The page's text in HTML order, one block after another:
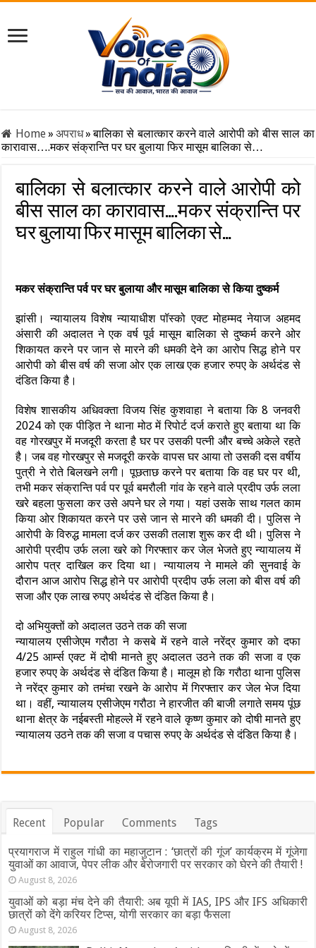
Home» अपराध»बालिका से बलात्कार करने वाले आरोपी को बीस साल का
कारावास….मकर संक्रान्ति पर घर बुलाया फिर मासूम बालिका से…
बालिका से बलात्कार करने वाले आरोपी को
बीस साल का कारावास….मकर संक्रान्ति पर
घर बुलाया फिर मासूम बालिका से…
मकर संक्रान्ति पर्व पर घर बुलाया और मासूम बालिका से किया दुष्कर्म
झांसी। न्यायालय विशेष न्यायाधीश पॉस्को एक्ट मोहम्मद नेयाज अहमद
अंसारी की अदालत ने एक वर्ष पूर्व मासूम बालिका से दुष्कर्म करने ओर
शिकायत करने पर जान से मारने की धमकी देने का आरोप सिद्ध होने पर
आरोपी को बीस वर्ष की सजा ओर एक लाख एक हजार रुपए के अर्थदंड से
दंडित किया है।
विशेष शासकीय अधिवक्ता विजय सिंह कुशवाहा ने बताया कि 8 जनवरी
2024 को एक पीड़ित ने थाना मोठ में रिपोर्ट दर्ज कराते हुए बताया था कि
वह गोरखपुर में मजदूरी करता है घर पर उसकी पत्नी और बच्चे अकेले रहते
है। जब वह गोरखपुर से मजदूरी करके वापस घर आया तो उसकी दस वर्षीय
पुत्री ने रोते बिलखने लगी। पूछताछ करने पर बताया कि वह घर पर थी,
तभी मकर संक्रान्ति पर्व पर पूर्व बमरौली गांव के रहने वाले प्रदीप उर्फ लला
खरे बहला फुसला कर उसे अपने घर ले गया। यहां उसके साथ गलत काम
किया ओर शिकायत करने पर उसे जान से मारने की धमकी दी। पुलिस ने
आरोपी के विरुद्ध मामला दर्ज कर उसकी तलाश शुरू कर दी थी। पुलिस ने
आरोपी प्रदीप उर्फ लला खरे को गिरफ्तार कर जेल भेजते हुए न्यायालय में
आरोप पत्र दाखिल कर दिया था। न्यायालय ने मामले की सुनवाई के
दौरान आज आरोप सिद्ध होने पर आरोपी प्रदीप उर्फ लला को बीस वर्ष की
सजा और एक लाख रुपए अर्थदंड से दंडित किया है।
दो अभियुक्तों को अदालत उठने तक की सजा
न्यायालय एसीजेएम गरौठा ने कसबे में रहने वाले नरेंद्र कुमार को दफा
4/25 आर्म्स एक्ट में दोषी मानते हुए अदालत उठने तक की सजा व एक
हजार रुपए के अर्थदंड से दंडित किया है। मालूम हो कि गरौठा थाना पुलिस
ने नरेंद्र कुमार को तमंचा रखने के आरोप में गिरफ्तार कर जेल भेज दिया
था। वहीं, न्यायालय एसीजेएम गरौठा ने हारजीत की बाजी लगाते समय पूंछ
थाना क्षेत्र के नईबस्ती मोहल्ले में रहने वाले कृष्ण कुमार को दोषी मानते हुए
न्यायालय उठने तक की सजा व पचास रुपए के अर्थदंड से दंडित किया है।
Recent Popular Comments Tags
प्रयागराज में राहुल गांधी का महाजुटान : ‘छात्रों की गूंज’ कार्यक्रम में गूंजेगा
युवाओं का आवाज, पेपर लीक और बेरोजगारी पर सरकार को घेरने की तैयारी !
August 8, 2026
युवाओं को बड़ा मंच देने की तैयारी: अब यूपी में IAS, IPS और IFS अधिकारी
छात्रों को देंगे करियर टिप्स, योगी सरकार का बड़ा फैसला
August 8, 2026